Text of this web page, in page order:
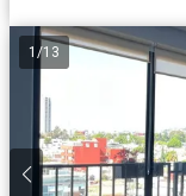
1 /13